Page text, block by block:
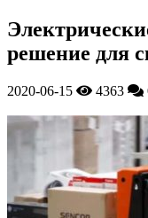
решение для
2020-06-15 4363